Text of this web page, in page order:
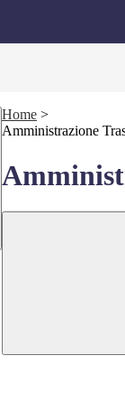
Home >
Amministrazione